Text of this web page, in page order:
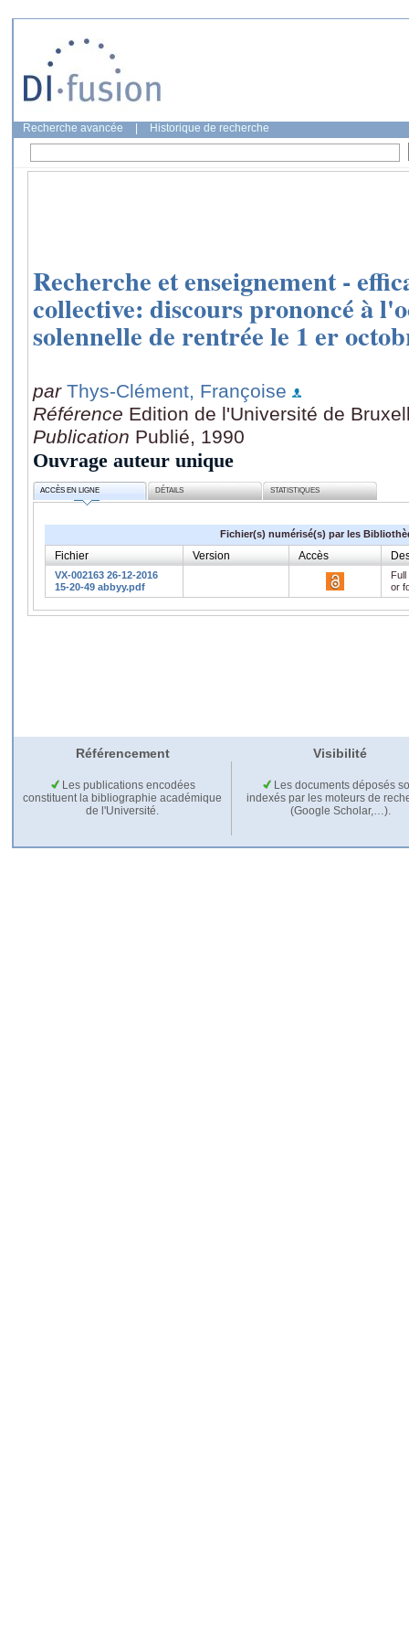
Recherche avancée Historique de recherche
Recherche et enseignement -
collective: discours prononcé à
solennelle de rentrée le 1 er
par Thys-Clément, Françoise
Référence Edition de l'Université de
Publication Publié, 1990
Ouvrage auteur unique
ACCÈS EN LIGNE DÉTAILS STATISTIQUES
Fichier(s) numérisé(s) par les
Fichier Version Accès
VX-002163 26-12-2016
15-20-49 abbyy.pdf
or
Référencement Visibilité
Les publications encodées
constituent la bibliographie académique
de l'Université.
Les documents déposés
indexés par les moteurs de
(Google Scholar,…).